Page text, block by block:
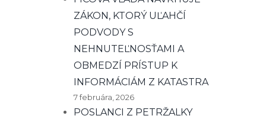
ZÁKON, KTORÝ UĽAHČÍ
PODVODY S
NEHNUTEĽNOSŤAMI A
OBMEDZÍ PRÍSTUP K
INFORMÁCIÁM Z KATASTRA
7 februára, 2026
POSLANCI Z PETRŽALKY